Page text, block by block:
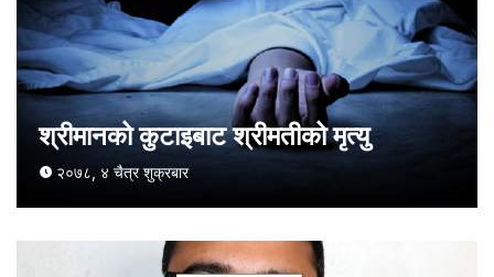
श्रीमानको कुटाइबाट श्रीमतीको मृत्यु
२०७८, ४ चैत्र शुक्रबार